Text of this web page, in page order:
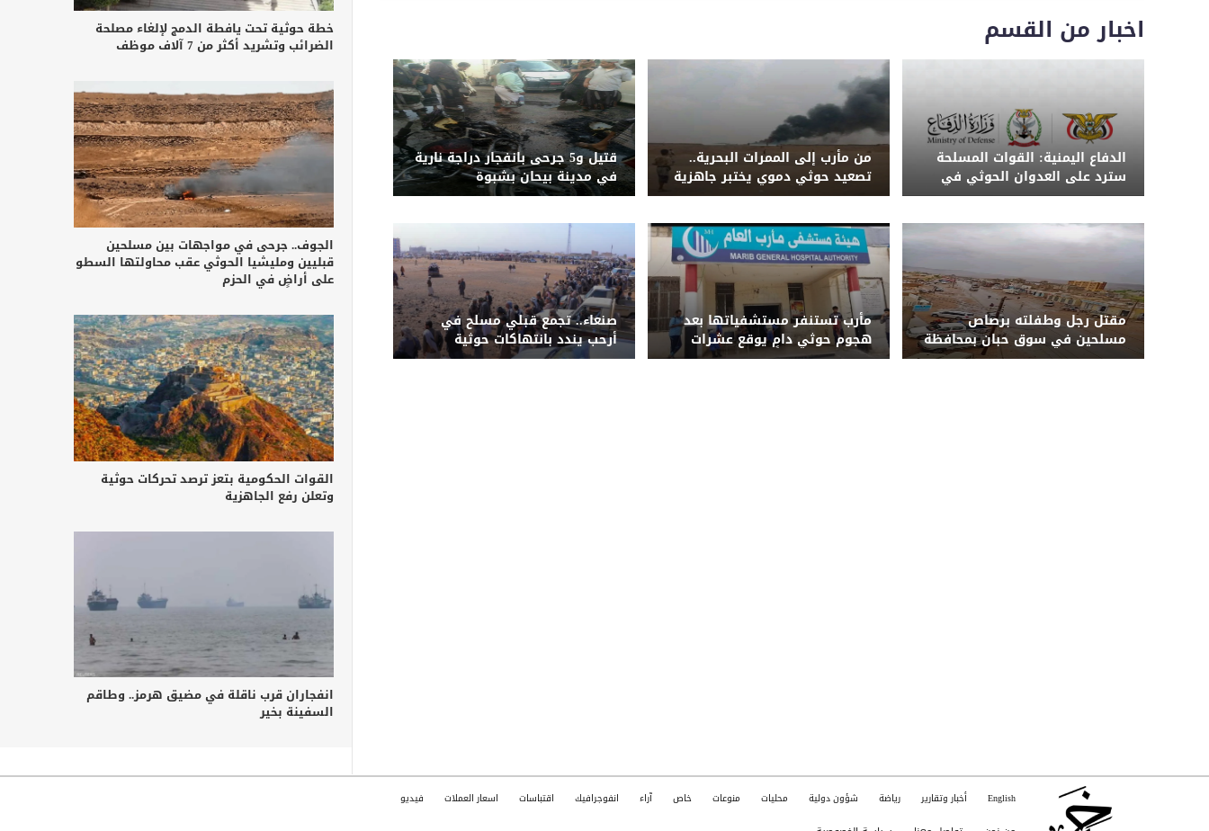
اخبار من القسم
الدفاع اليمنية: القوات المسلحة
سترد على العدوان الحوثي في
الزمان والمكان المناسبين
من مأرب إلى الممرات البحرية..
تصعيد حوثي دموي يختبر جاهزية
الحكومة اليمنية
قتيل و5 جرحى بانفجار دراجة نارية
في مدينة بيحان بشبوة
مقتل رجل وطفلته برصاص
مسلحين في سوق حبان بمحافظة
شبوة
مأرب تستنفر مستشفياتها بعد
هجوم حوثي دامٍ يوقع عشرات
الشهداء والجرحى في معسكرات
صنعاء.. تجمع قبلي مسلح في
أرحب يندد بانتهاكات حوثية
ويطالب بإقالة قيادة الأمن
خطة حوثية تحت يافطة الدمج لإلغاء مصلحة
الضرائب وتشريد أكثر من 7 آلاف موظف
الجوف.. جرحى في مواجهات بين مسلحين
قبليين ومليشيا الحوثي عقب محاولتها السطو
على أراضٍ في الحزم
القوات الحكومية بتعز ترصد تحركات حوثية
وتعلن رفع الجاهزية
انفجاران قرب ناقلة في مضيق هرمز.. وطاقم
السفينة بخير
English أخبار وتقارير رياضة شؤون دولية محليات منوعات خاص آراء انفوجرافيك اقتباسات اسعار العملات فيديو